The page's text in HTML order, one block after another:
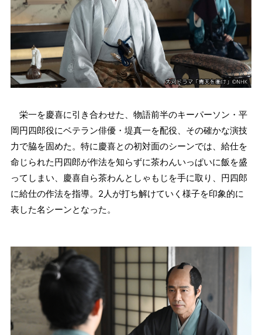
栄一を慶喜に引き合わせた、物語前半のキーパーソン・平
岡円四郎役にベテラン俳優・堤真一を配役、その確かな演技
力で脇を固めた。特に慶喜との初対面のシーンでは、給仕を
命じられた円四郎が作法を知らずに茶わんいっぱいに飯を盛
ってしまい、慶喜自ら茶わんとしゃもじを手に取り、円四郎
に給仕の作法を指導。2人が打ち解けていく様子を印象的に
表した名シーンとなった。